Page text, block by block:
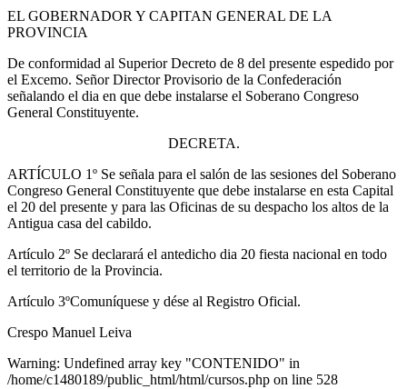
EL GOBERNADOR Y CAPITAN GENERAL DE LA
PROVINCIA
De conformidad al Superior Decreto de 8 del presente espedido por
el Excemo. Señor Director Provisorio de la Confederación
señalando el dia en que debe instalarse el Soberano Congreso
General Constituyente.
DECRETA.
ARTÍCULO 1º Se señala para el salón de las sesiones del Soberano
Congreso General Constituyente que debe instalarse en esta Capital
el 20 del presente y para las Oficinas de su despacho los altos de la
Antigua casa del cabildo.
Artículo 2º Se declarará el antedicho dia 20 fiesta nacional en todo
el territorio de la Provincia.
Artículo 3ºComuníquese y dése al Registro Oficial.
Crespo Manuel Leiva
Warning: Undefined array key "CONTENIDO" in
/home/c1480189/public_html/html/cursos.php on line 528